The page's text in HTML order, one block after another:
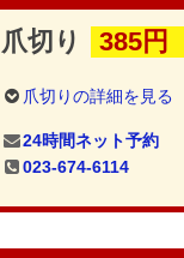
爪切り
385円
爪切りの詳細を見る
24時間ネット予約
023-674-6114